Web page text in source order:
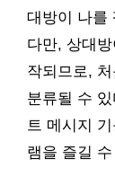
대방이 나를
다만, 상대
작되므로, 처
분류될 수
트 메시지
램을 즐길